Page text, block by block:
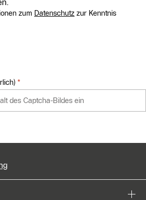
zum Datenschutz zur Kenntnis
*